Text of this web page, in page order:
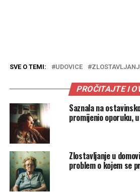
SVE O TEMI: UDOVICE
PROČITAJTE I
Saznala na
promijenio oporuku, u
Zlostavljanje u
problem o kojem se